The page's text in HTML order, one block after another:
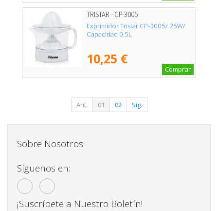
TRISTAR - CP-3005
Exprimidor Tristar CP-3005/ 25W/
Capacidad 0.5L
10,25 €
Comprar
Ant. 01 02 Sig.
Sobre Nosotros
Síguenos en:
¡Suscríbete a Nuestro Boletín!